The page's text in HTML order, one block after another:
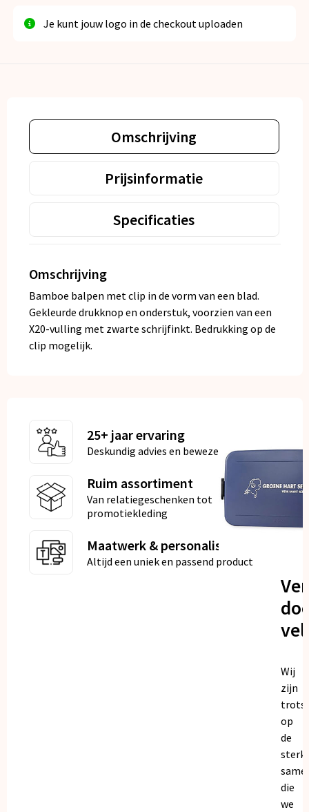
Je kunt jouw logo in de checkout uploaden
Omschrijving
Prijsinformatie
Specificaties
Omschrijving
Bamboe balpen met clip in de vorm van een blad.
Gekleurde drukknop en onderstuk, voorzien van een
X20-vulling met zwarte schrijfinkt. Bedrukking op de
clip mogelijk.
25+ jaar ervaring
Deskundig advies en bewezen kwaliteit
Ruim assortiment
Van relatiegeschenken tot
promotiekleding
Maatwerk & personalisatie
Altijd een uniek en passend product
Wij
zijn
trots
op
de
die
we